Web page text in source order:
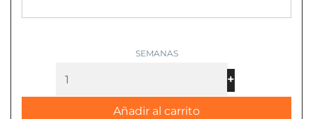
+
Añadir al carrito